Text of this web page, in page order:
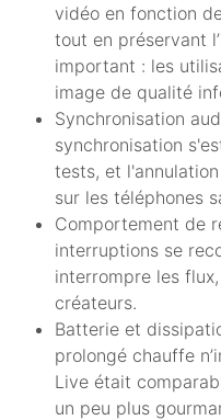
vidéo en fonction
tout en préservant
important : les
image de qualité
Synchronisation
synchronisation
tests, et
sur les téléphones
Comportement de
interruptions se
interrompre les
créateurs.
Batterie et
prolongé chauffe
Live était
un peu plus